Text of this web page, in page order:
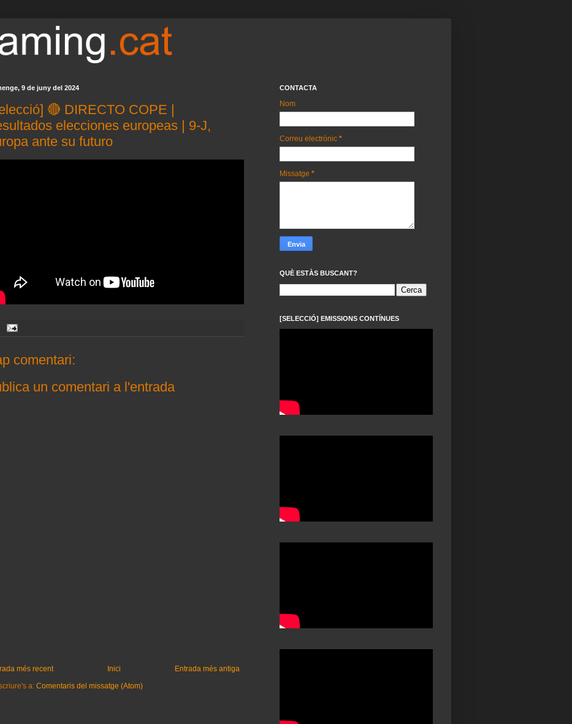
9 de juny del 2024
🔴 DIRECTO COPE |
elecciones europeas | 9-J,
ante su futuro
comentari:
un comentari a l'entrada
més recent Entrada més antiga
Inici
a: Comentaris del missatge (Atom)
CONTACTA
Nom
Correu electrònic *
Missatge *
QUÈ ESTÀS BUSCANT?
[SELECCIÓ] EMISSIONS CONTÍNUES